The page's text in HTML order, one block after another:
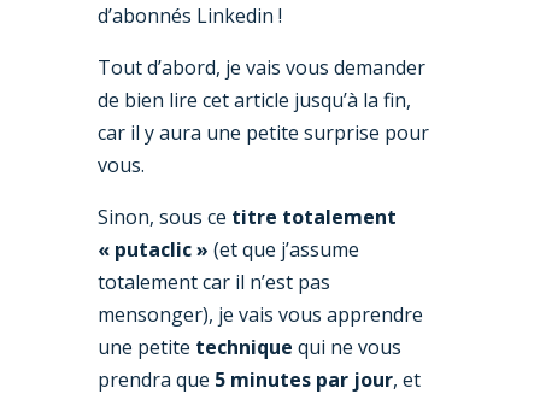
d’abonnés Linkedin !
Tout d’abord, je vais vous demander
de bien lire cet article jusqu’à la fin,
car il y aura une petite surprise pour
vous.
Sinon, sous ce titre totalement
« putaclic » (et que j’assume
totalement car il n’est pas
mensonger), je vais vous apprendre
une petite technique qui ne vous
prendra que 5 minutes par jour, et